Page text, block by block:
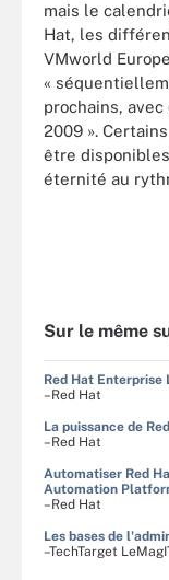
mais le
Hat, les
VMworld
«
prochains,
2009 ».
être
éternité au
Sur le même
Red Hat Enterprise
–Red Hat
La puissance de
–Red Hat
Automatiser Red
Automation
–Red Hat
Les bases de
–TechTarget